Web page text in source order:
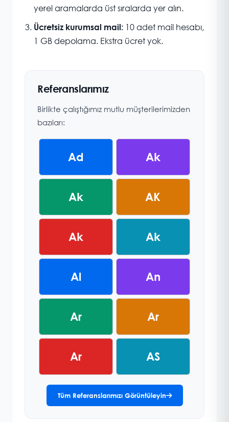
yerel aramalarda üst sıralarda yer alın.
Ücretsiz kurumsal mail: 10 adet mail hesabı,
1 GB depolama. Ekstra ücret yok.
Referanslarımız
Birlikte çalıştığımız mutlu müşterilerimizden
bazıları:
Ad Ak
Ak AK
Ak Ak
Al An
Ar Ar
Ar AS
Tüm Referanslarımızı Görüntüleyin